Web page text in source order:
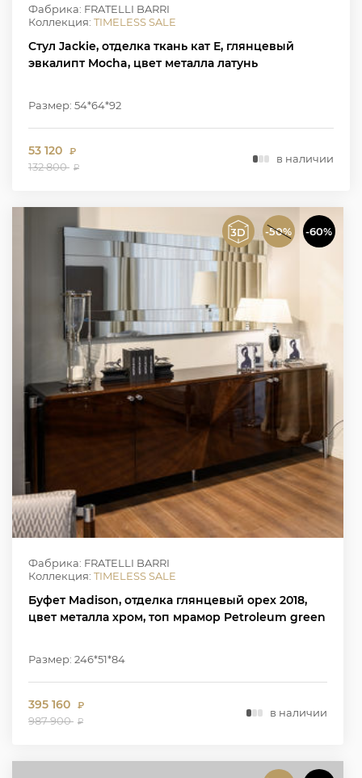
Фабрика: FRATELLI BARRI
Коллекция: TIMELESS SALE
Стул Jackie, отделка ткань кат Е, глянцевый
эвкалипт Mocha, цвет металла латунь
Размер: 54*64*92
53 120 ₽
132 800 ₽
в наличии
-50% -60%
Фабрика: FRATELLI BARRI
Коллекция: TIMELESS SALE
Буфет Madison, отделка глянцевый орех 2018,
цвет металла хром, топ мрамор Petroleum green
Размер: 246*51*84
395 160 ₽
987 900 ₽
в наличии